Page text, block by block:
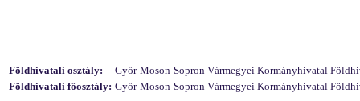
Földhivatali osztály:
Győr-Moson-Sopron Vármegyei Kormányhivatal
Földhivatali főosztály: Győr-Moson-Sopron Vármegyei Kormányhivatal